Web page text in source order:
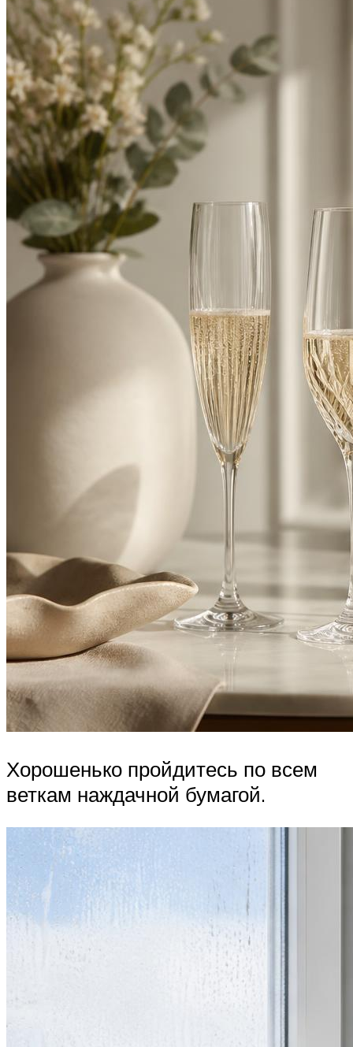
Хорошенько пройдитесь по всем
веткам наждачной бумагой.